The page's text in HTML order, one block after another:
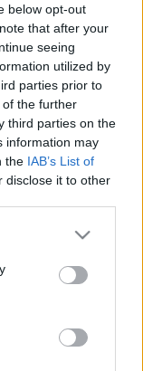
below opt-out
that after your
seeing
utilized by
parties prior to
the further
third parties on the
information may
the IAB’s List of
disclose it to other
or more Google
You may click to
party tags to
in below Google
est illúziók